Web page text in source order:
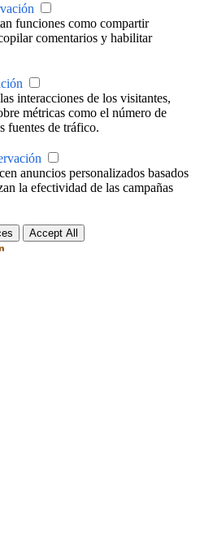
funciones como compartir
comentarios y habilitar
interacciones de los visitantes,
métricas como el número de
fuentes de tráfico.
anuncios personalizados basados
la efectividad de las campañas
Accept All